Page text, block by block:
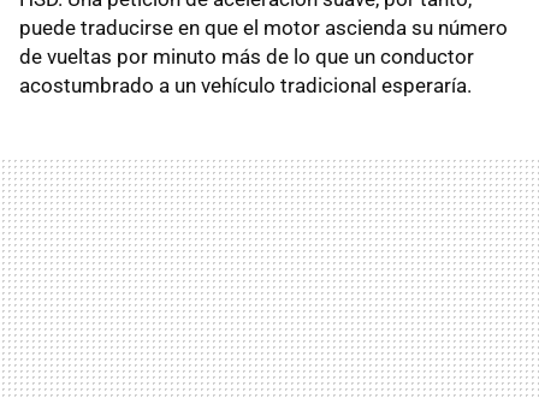
puede traducirse en que el motor ascienda su número
de vueltas por minuto más de lo que un conductor
acostumbrado a un vehículo tradicional esperaría.